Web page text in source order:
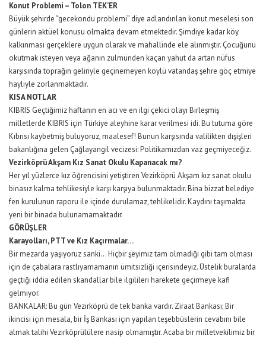
Konut Problemi – Tolon TEK’ER
Büyük şehirde “gecekondu problemi” diye adlandırılan konut meselesi son
günlerin aktüel konusu olmakta devam etmektedir. Şimdiye kadar köy
kalkınması gerçeklere uygun olarak ve mahallinde ele alınmıştır. Çocuğunu
okutmak isteyen veya ağanın zulmünden kaçan yahut da artan nüfus
karşısında toprağın geliriyle geçinemeyen köylü vatandaş şehre göç etmiye
hayliyle zorlanmaktadır.
KISA NOTLAR
KIBRIS Geçtiğimiz haftanın en acı ve en ilgi çekici olayı Birleşmiş
milletlerde KIBRIS için Türkiye aleyhine karar verilmesi idi. Bu tutuma göre
Kıbrısı kaybetmiş buluyoruz, maalesef! Bunun karşısında valilikten dışişleri
bakanlığına gelen Çağlayangil vecizesi: Politikamızdan vaz geçmiyeceğiz.
Vezirköprü Akşam Kız Sanat Okulu Kapanacak mı?
Her yıl yüzlerce kız öğrencisini yetiştiren Vezirköprü Akşam kız sanat okulu
binasız kalma tehlikesiyle karşı karşıya bulunmaktadır. Bina bizzat belediye
fen kurulunun raporu ile içinde durulamaz, tehlikelidir. Kaydını taşımakta
yeni bir binada bulunamamaktadır.
GÖRÜŞLER
Karayolları, PTT ve Kız Kaçırmalar…
Bir mezarda yaşıyoruz sanki… Hiçbir şeyimiz tam olmadığı gibi tam olması
için de çabalara rastlıyamamanın ümitsizliği içerisindeyiz. Üstelik buralarda
geçtiği iddia edilen skandallar bile ilgilileri harekete geçirmeye kafi
gelmiyor.
BANKALAR: Bu gün Vezirköprü de tek banka vardır. Ziraat Bankası; Bir
ikincisi için mesala, bir İş Bankası için yapılan teşebbüslerin cevabını bile
almak talihi Vezirköprülülere nasip olmamıştır. Acaba bir milletvekilimiz bir